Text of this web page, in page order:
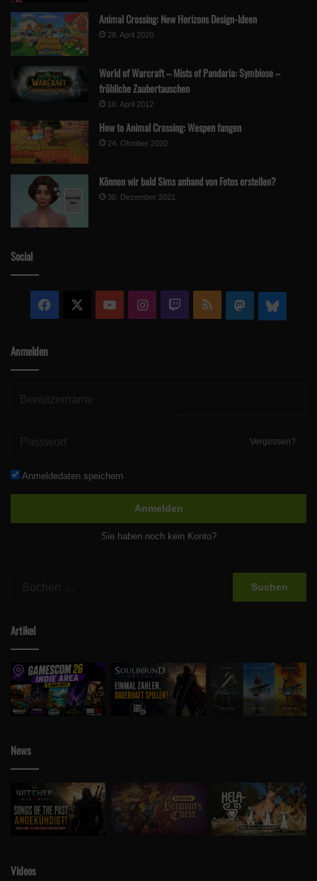
Animal Crossing: New Horizons Design-Ideen
28. April 2020
World of Warcraft – Mists of Pandaria: Symbiose –
fröhliche Zaubertauschen
16. April 2012
How to Animal Crossing: Wespen fangen
24. Oktober 2020
Können wir bald Sims anhand von Fotos erstellen?
30. Dezember 2021
Social
Facebook YouTubeInstagram
Twitch RSS Mastodon
Anmelden
Vergessen?
Anmeldedaten speichern
Anmelden
Sie haben noch kein Konto?
Artikel
News
Videos